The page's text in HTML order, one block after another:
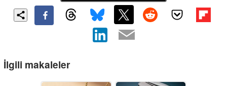
İlgili makaleler